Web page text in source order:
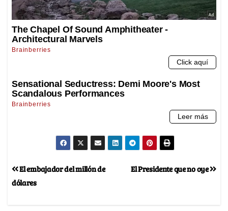
El Presidente que no oye
El embajador del millón de
dólares